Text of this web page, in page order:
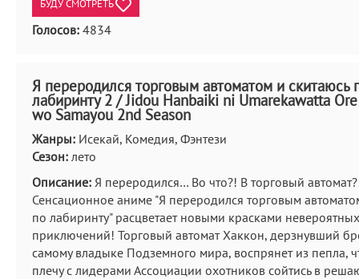
БУДУ СМОТРЕТЬ
Голосов: 4834
Я переродился торговым автоматом и скитаюсь
лабиринту 2 / Jidou Hanbaiki ni Umarekawatta
wo Samayou 2nd Season
Жанры: Исекай, Комедия, Фэнтези
Сезон: лето
Описание: Я переродился… Во что?! В торговый
Сенсационное аниме "Я переродился торговым
по лабиринту" расцветает новыми красками невероятных
приключений! Торговый автомат Хаккон, дерзнувший
самому владыке Подземного мира, воспрянет из пепла,
плечу с лидерами Ассоциации охотников сойтись в